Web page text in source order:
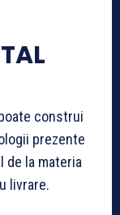
construi
prezente
de la materia
livrare.